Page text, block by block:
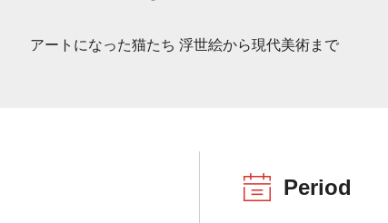
アートになった猫たち 浮世絵から現代美術まで
Period